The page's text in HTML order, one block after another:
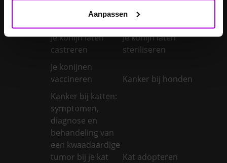
Aanpassen
verwachten?
castreren
Je konijn laten
castreren
Je konijn laten
steriliseren
Je konijnen
vaccineren
Kanker bij honden
Kanker bij katten:
symptomen,
diagnose en
behandeling van
een kwaadaardige
tumor bij je kat
Kat adopteren